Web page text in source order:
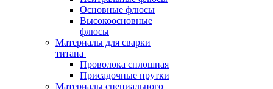
Основные флюсы
Высокоосновные
флюсы
Материалы для сварки
титана
Проволока сплошная
Присадочные прутки
Материалы специального